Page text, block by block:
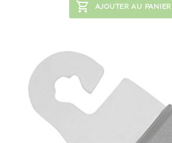
AJOUTER AU PANIER